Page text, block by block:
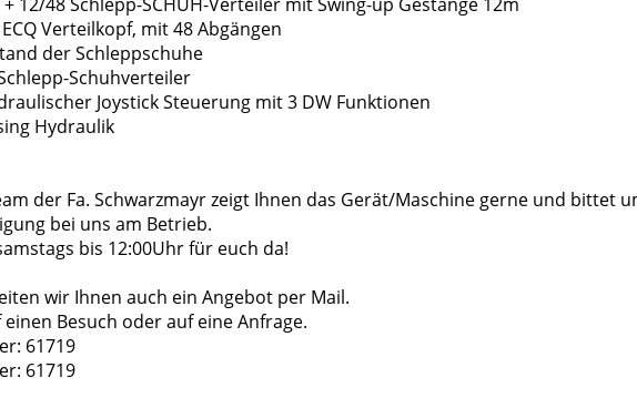
ECQ Verteilkopf, mit 48 Abgängen
der Schleppschuhe
Schuhverteiler
Joystick Steuerung mit 3 DW Funktionen
Hydraulik
der Fa. Schwarzmayr zeigt Ihnen das Gerät/Maschine gerne und bittet
bei uns am Betrieb.
bis 12:00Uhr für euch da!
wir Ihnen auch ein Angebot per Mail.
Besuch oder auf eine Anfrage.
61719
61719